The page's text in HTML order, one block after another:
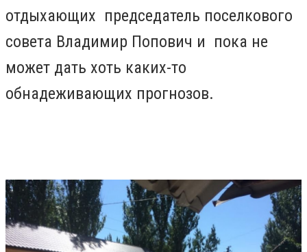
отдыхающих председатель поселкового
совета Владимир Попович и пока не
может дать хоть каких-то
обнадеживающих прогнозов.